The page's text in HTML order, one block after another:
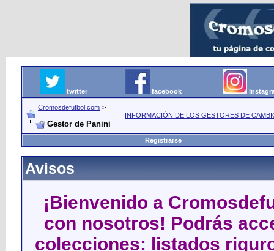
twitter facebook
Cromosdefutbol.com >
INFORMACIÓN DE LOS GESTORES DE
Gestor de Panini
Registrarse
Avisos
¡Bienvenido a
con nosotros! Podrás
colecciones: listados